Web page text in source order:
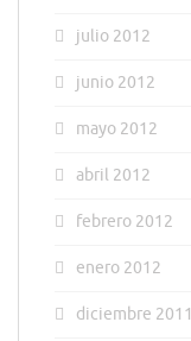
julio 2012
junio 2012
mayo 2012
abril 2012
febrero 2012
enero 2012
diciembre 2011